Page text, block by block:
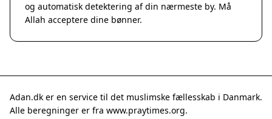
og automatisk detektering af din nærmeste by. Må
Allah acceptere dine bønner.
Adan.dk er en service til det muslimske fællesskab i Danmark.
Alle beregninger er fra www.praytimes.org.